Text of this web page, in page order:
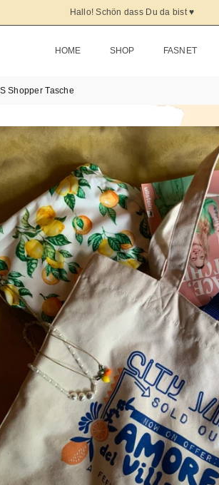
Hallo! Schön dass Du da bist ♥️
HOME SHOP FASNET
Shopper Tasche